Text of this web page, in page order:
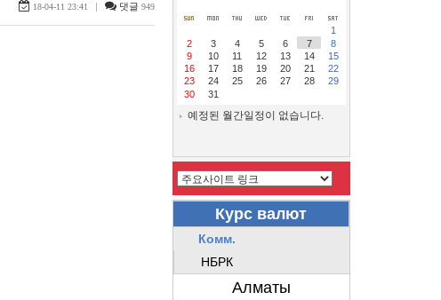
18-04-11 23:41 | 댓글 949
1
2
3 4 5 6 7
8
9
10 11 12 13 14
15
16
17 18 19 20 21
22
23
24 25 26 27 28
29
30
31
예정된 월간일정이 없습니다.